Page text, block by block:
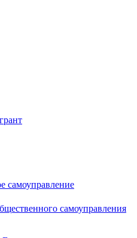
самоуправление
самоуправления